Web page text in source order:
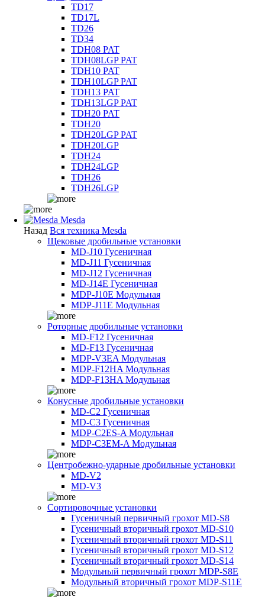
TD17
TD17L
TD26
TD34
TDH08 PAT
TDH08LGP PAT
TDH10 PAT
TDH10LGP PAT
TDH13 PAT
TDH13LGP PAT
TDH20 PAT
TDH20
TDH20LGP PAT
TDH20LGP
TDH24
TDH24LGP
TDH26
TDH26LGP
Mesda
Назад Вся техника Mesda
Щековые дробильные установки
MD-J10 Гусеничная
MD-J11 Гусеничная
MD-J12 Гусеничная
MD-J14E Гусеничная
MDP-J10E Модульная
MDP-J11E Модульная
Роторные дробильные установки
MD-F12 Гусеничная
MD-F13 Гусеничная
MDP-V3EA Модульная
MDP-F12HA Модульная
MDP-F13HA Модульная
Конусные дробильные установки
MD-C2 Гусеничная
MD-C3 Гусеничная
MDP-C2ES-A Модульная
MDP-C3EM-A Модульная
Центробежно-ударные дробильные установки
MD-V2
MD-V3
Сортировочные установки
Гусеничный первичный грохот MD-S8
Гусеничный вторичный грохот MD-S10
Гусеничный вторичный грохот MD-S11
Гусеничный вторичный грохот MD-S12
Гусеничный вторичный грохот MD-S14
Модульный первичный грохот MDP-S8E
Модульный вторичный грохот MDP-S11E